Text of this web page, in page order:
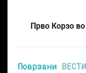
Прво Корзо
Поврзани ВЕСТИ